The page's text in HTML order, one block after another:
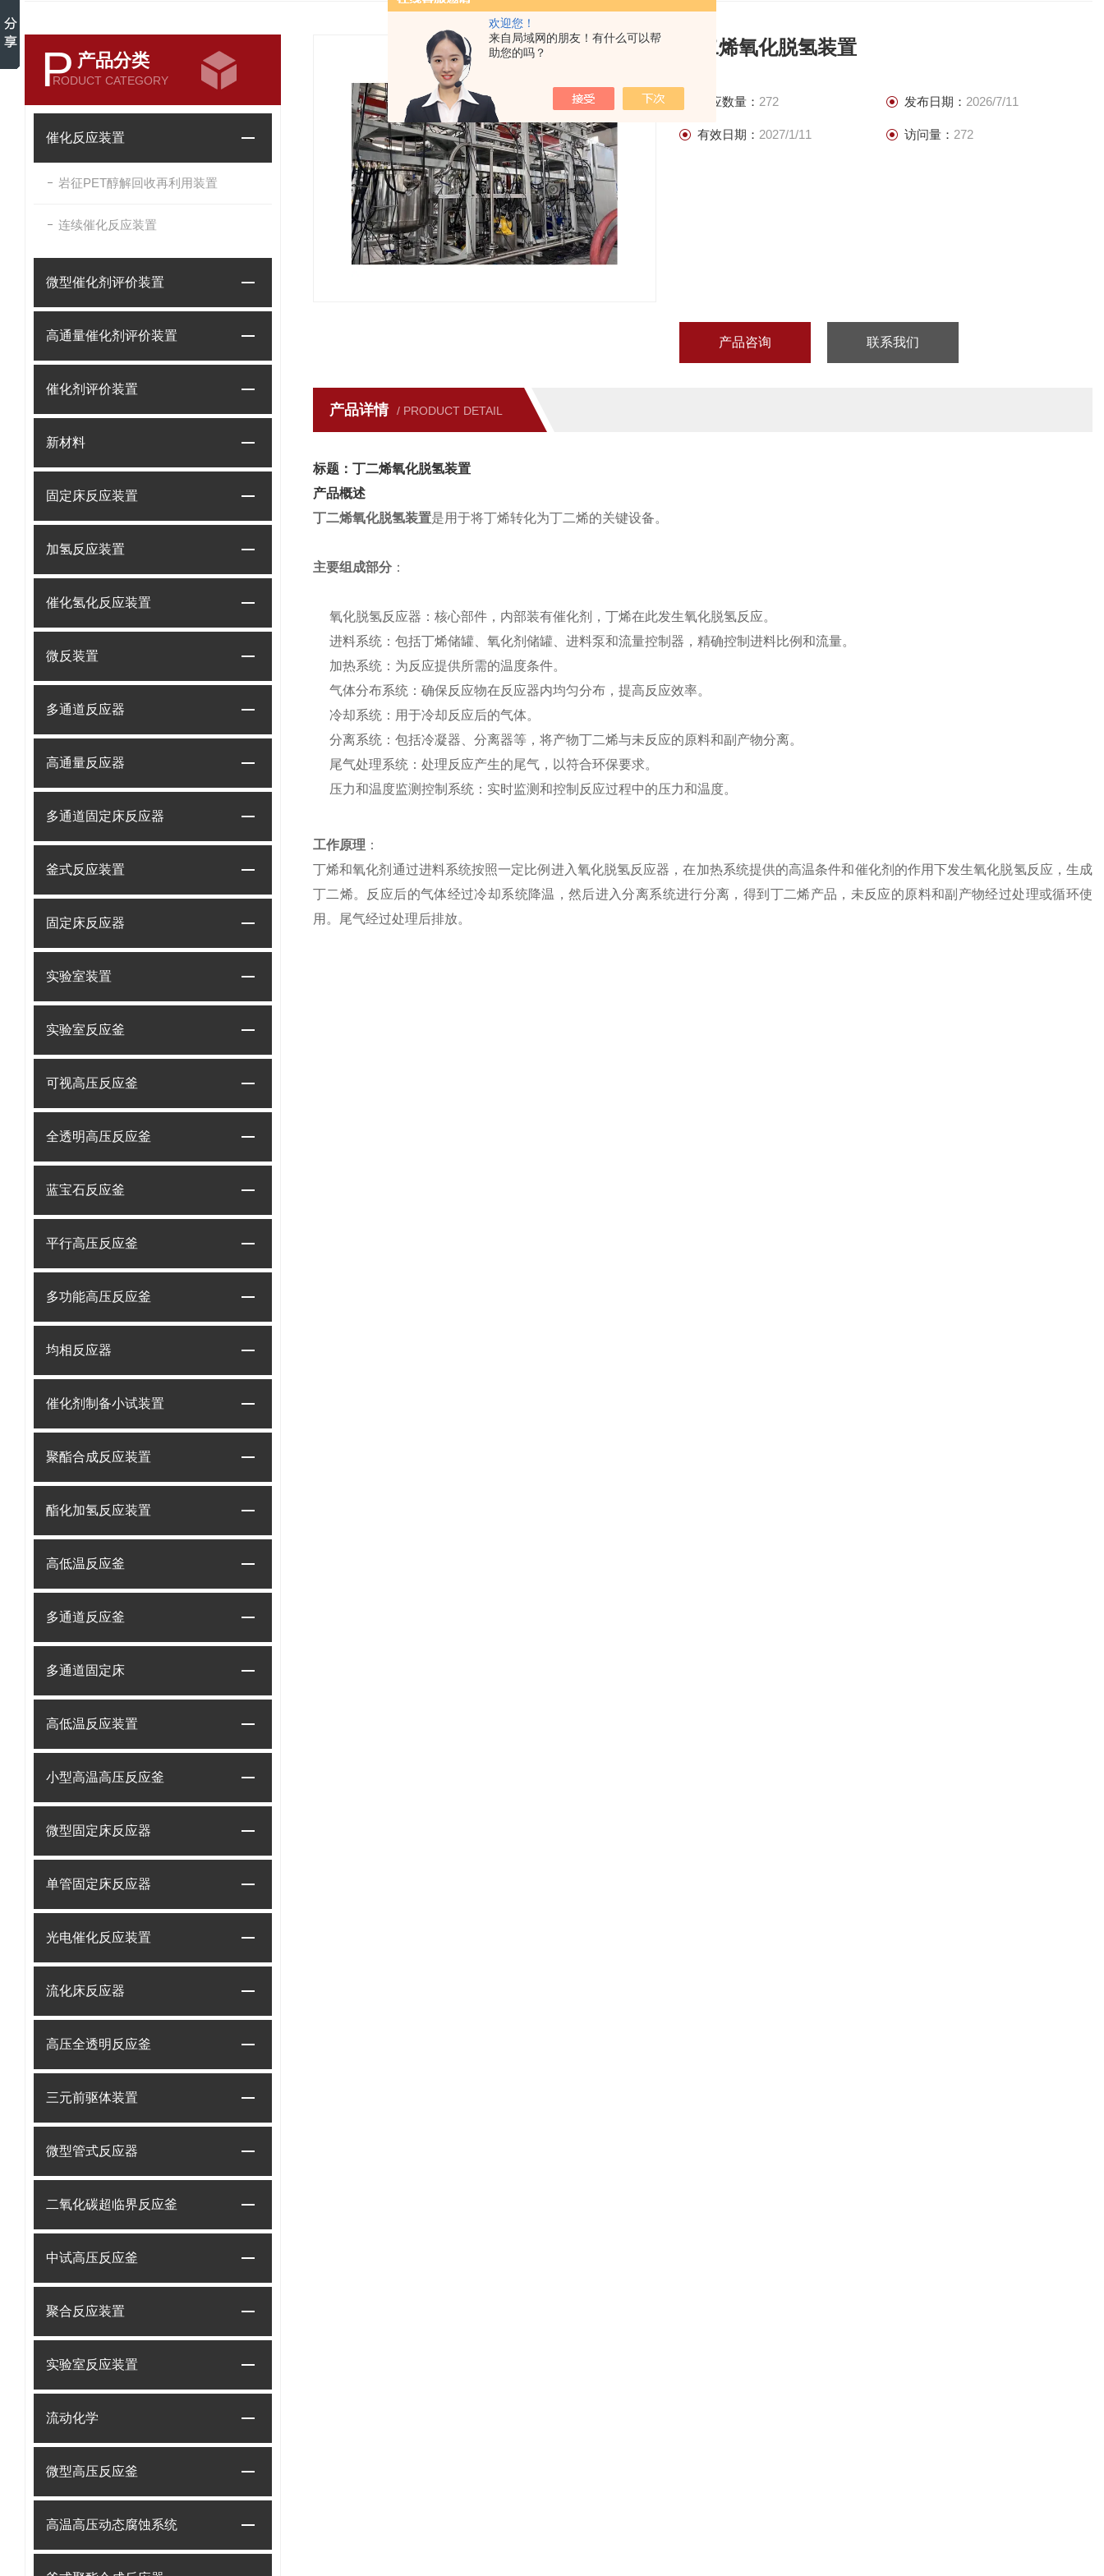
欢迎您！
来自局域网的朋友！有什么可以帮
助您的吗？
P 产品分类
RODUCT CATEGORY
催化反应装置
岩征PET醇解回收再利用装置
连续催化反应装置
微型催化剂评价装置
高通量催化剂评价装置
催化剂评价装置
新材料
固定床反应装置
加氢反应装置
催化氢化反应装置
微反装置
多通道反应器
高通量反应器
多通道固定床反应器
釜式反应装置
固定床反应器
实验室装置
实验室反应釜
可视高压反应釜
全透明高压反应釜
蓝宝石反应釜
平行高压反应釜
多功能高压反应釜
均相反应器
催化剂制备小试装置
聚酯合成反应装置
酯化加氢反应装置
高低温反应釜
多通道反应釜
多通道固定床
高低温反应装置
小型高温高压反应釜
微型固定床反应器
单管固定床反应器
光电催化反应装置
流化床反应器
高压全透明反应釜
三元前驱体装置
微型管式反应器
二氧化碳超临界反应釜
中试高压反应釜
聚合反应装置
实验室反应装置
流动化学
微型高压反应釜
高温高压动态腐蚀系统
丁二烯氧化脱氢装置
供应数量： 272 发布日期： 2026/7/11
有效日期： 2027/1/11 访问量： 272
产品咨询 联系我们
产品详情 / PRODUCT DETAIL
标题：丁二烯氧化脱氢装置
产品概述
丁二烯氧化脱氢装置是用于将丁烯转化为丁二烯的关键设备。
主要组成部分 ：
氧化脱氢反应器：核心部件，内部装有催化剂，丁烯在此发生氧化脱氢反应。
进料系统：包括丁烯储罐、氧化剂储罐、进料泵和流量控制器，精确控制进料比例和流量。
加热系统：为反应提供所需的温度条件。
气体分布系统：确保反应物在反应器内均匀分布，提高反应效率。
冷却系统：用于冷却反应后的气体。
分离系统：包括冷凝器、分离器等，将产物丁二烯与未反应的原料和副产物分离。
尾气处理系统：处理反应产生的尾气，以符合环保要求。
压力和温度监测控制系统：实时监测和控制反应过程中的压力和温度。
工作原理 ：
丁烯和氧化剂通过进料系统按照一定比例进入氧化脱氢反应器，在加热系统提供的高温条件和催化剂的作用下发生氧化脱氢反应，生成
丁二烯。反应后的气体经过冷却系统降温，然后进入分离系统进行分离，得到丁二烯产品，未反应的原料和副产物经过处理或循环使
用。尾气经过处理后排放。